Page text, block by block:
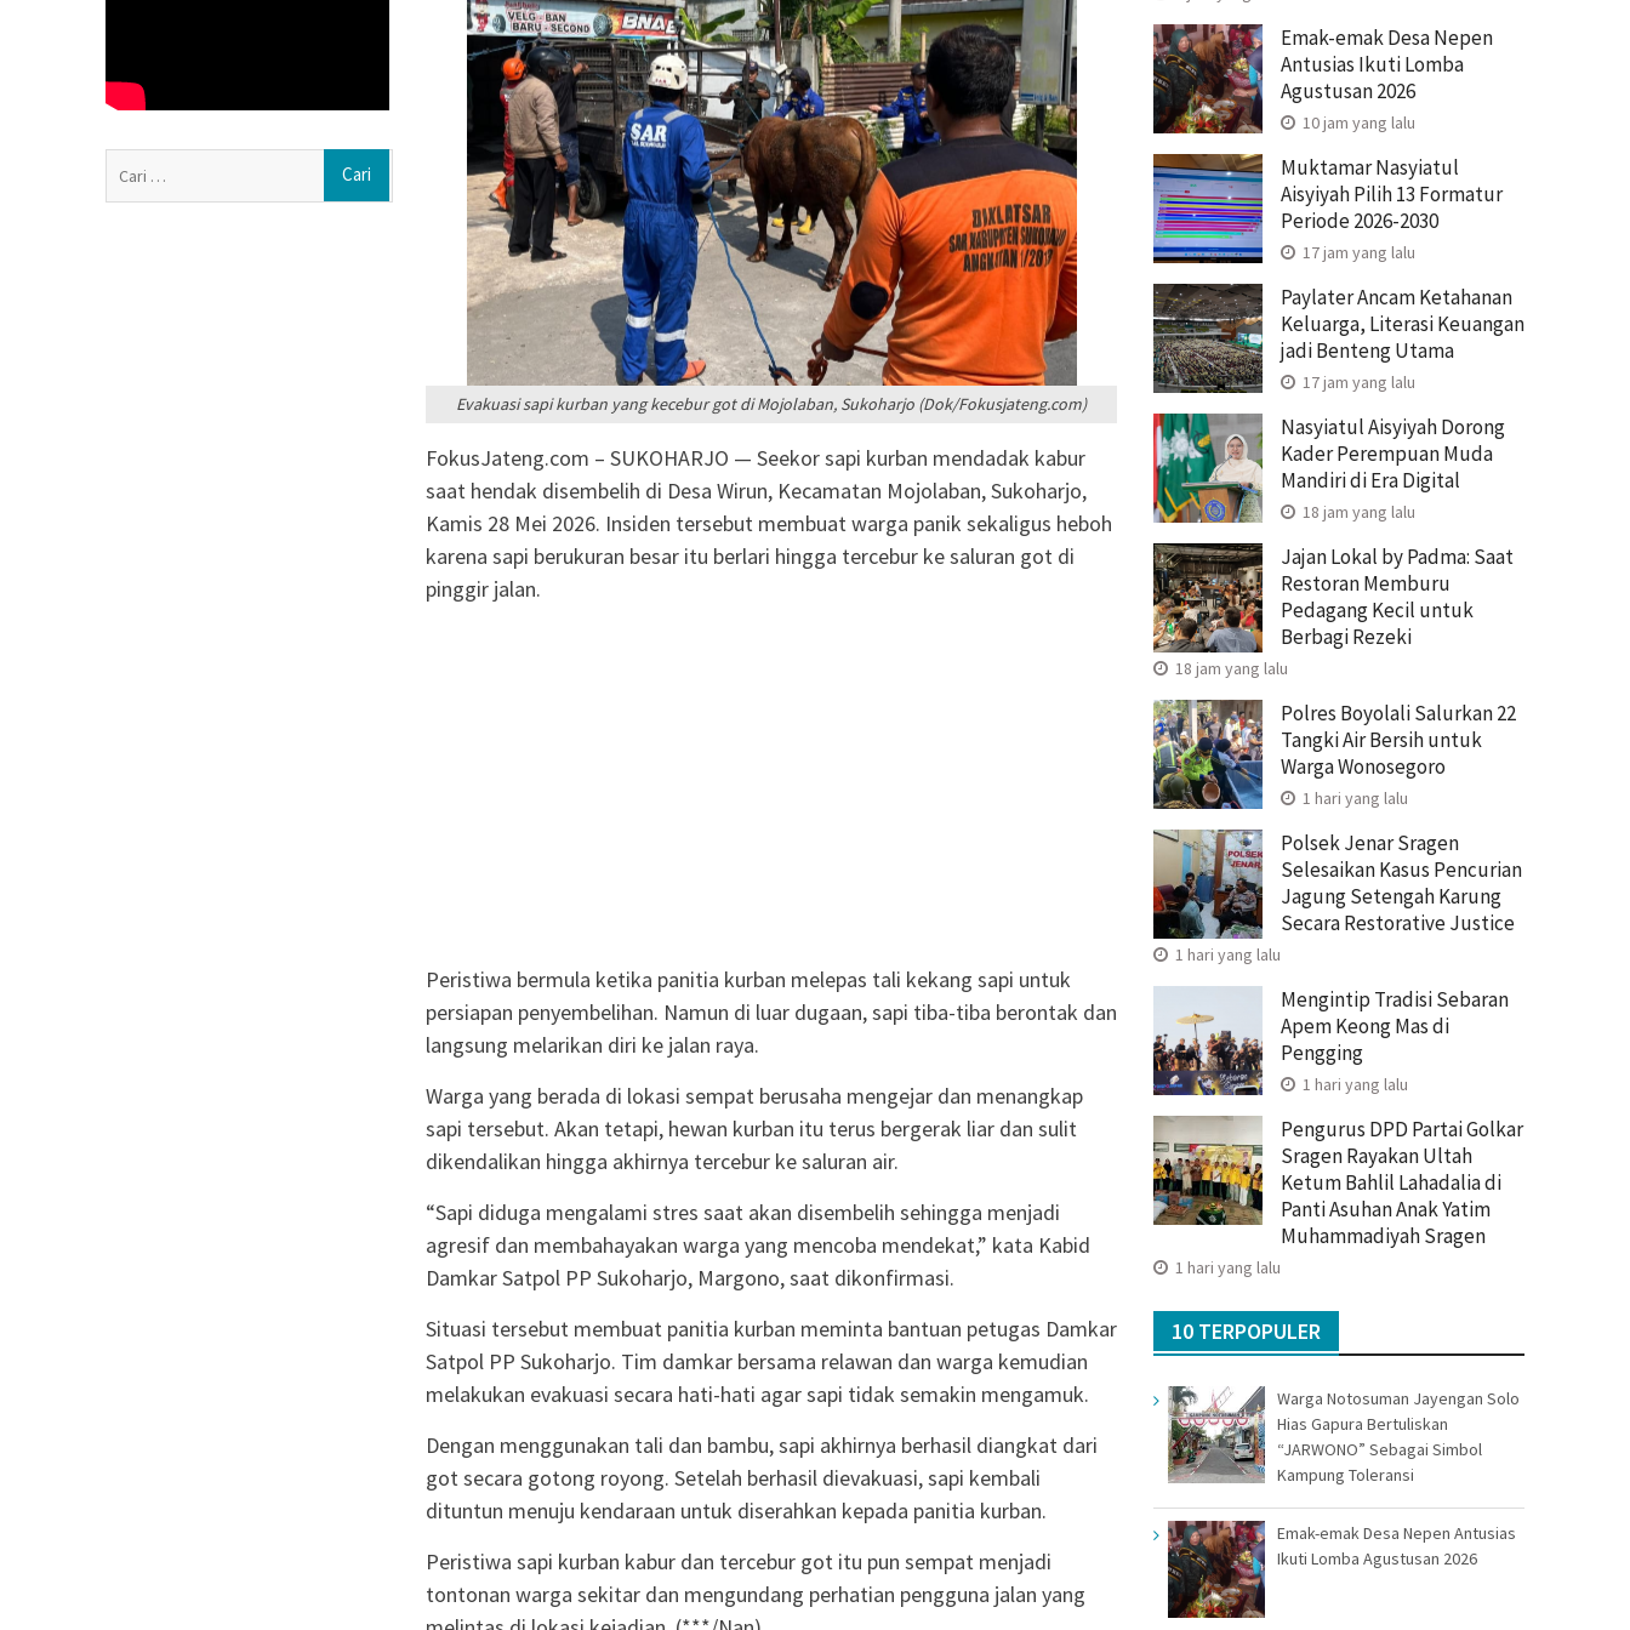
Ngasem, Bupati Karanganyar Dorong
Lingkungan Belajar Adaptif
Emak-emak Desa Nepen Antusias Ikuti
Lomba Agustusan 2026
Muktamar Nasyiatul Aisyiyah Pilih 13
Formatur Periode 2026-2030
Evakuasi sapi kurban yang kecebur got di Mojolaban, Sukoharjo (Dok/Fokusjateng.com)
FokusJateng.com – SUKOHARJO — Seekor sapi kurban mendadak kabur
saat hendak disembelih di Desa Wirun, Kecamatan Mojolaban, Sukoharjo,
Kamis 28 Mei 2026. Insiden tersebut membuat warga panik sekaligus heboh
karena sapi berukuran besar itu berlari hingga tercebur ke saluran got di
pinggir jalan.
Peristiwa bermula ketika panitia kurban melepas tali kekang sapi untuk
persiapan penyembelihan. Namun di luar dugaan, sapi tiba-tiba berontak dan
langsung melarikan diri ke jalan raya.
Warga yang berada di lokasi sempat berusaha mengejar dan menangkap
sapi tersebut. Akan tetapi, hewan kurban itu terus bergerak liar dan sulit
dikendalikan hingga akhirnya tercebur ke saluran air.
“Sapi diduga mengalami stres saat akan disembelih sehingga menjadi
agresif dan membahayakan warga yang mencoba mendekat,” kata Kabid
Damkar Satpol PP Sukoharjo, Margono, saat dikonfirmasi.
Situasi tersebut membuat panitia kurban meminta bantuan petugas Damkar
Satpol PP Sukoharjo. Tim damkar bersama relawan dan warga kemudian
melakukan evakuasi secara hati-hati agar sapi tidak semakin mengamuk.
Dengan menggunakan tali dan bambu, sapi akhirnya berhasil diangkat dari
got secara gotong royong. Setelah berhasil dievakuasi, sapi kembali
dituntun menuju kendaraan untuk diserahkan kepada panitia kurban.
Peristiwa sapi kurban kabur dan tercebur got itu pun sempat menjadi
tontonan warga sekitar dan mengundang perhatian pengguna jalan yang
Emak-emak Desa Nepen
Antusias Ikuti Lomba
Agustusan 2026
10 jam yang lalu
Muktamar Nasyiatul
Aisyiyah Pilih 13 Formatur
Periode 2026-2030
17 jam yang lalu
Paylater Ancam Ketahanan
Keluarga, Literasi Keuangan
jadi Benteng Utama
17 jam yang lalu
Nasyiatul Aisyiyah Dorong
Kader Perempuan Muda
Mandiri di Era Digital
18 jam yang lalu
Jajan Lokal by Padma: Saat
Restoran Memburu
Pedagang Kecil untuk
Berbagi Rezeki
18 jam yang lalu
Polres Boyolali Salurkan 22
Tangki Air Bersih untuk
Warga Wonosegoro
1 hari yang lalu
Polsek Jenar Sragen
Selesaikan Kasus Pencurian
Jagung Setengah Karung
Secara Restorative Justice
1 hari yang lalu
Mengintip Tradisi Sebaran
Apem Keong Mas di
Pengging
1 hari yang lalu
Pengurus DPD Partai Golkar
Sragen Rayakan Ultah
Ketum Bahlil Lahadalia di
Panti Asuhan Anak Yatim
Muhammadiyah Sragen
1 hari yang lalu
10 TERPOPULER
Warga Notosuman Jayengan Solo
Hias Gapura Bertuliskan
“JARWONO” Sebagai Simbol
Kampung Toleransi
Emak-emak Desa Nepen Antusias
Ikuti Lomba Agustusan 2026